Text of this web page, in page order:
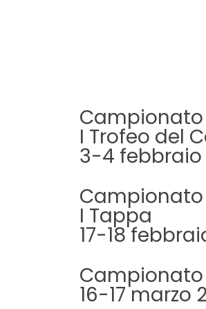
I Trofeo del
3-4 febbraio
Campionato
I Tappa
17-18
Campionato
16-17 marzo